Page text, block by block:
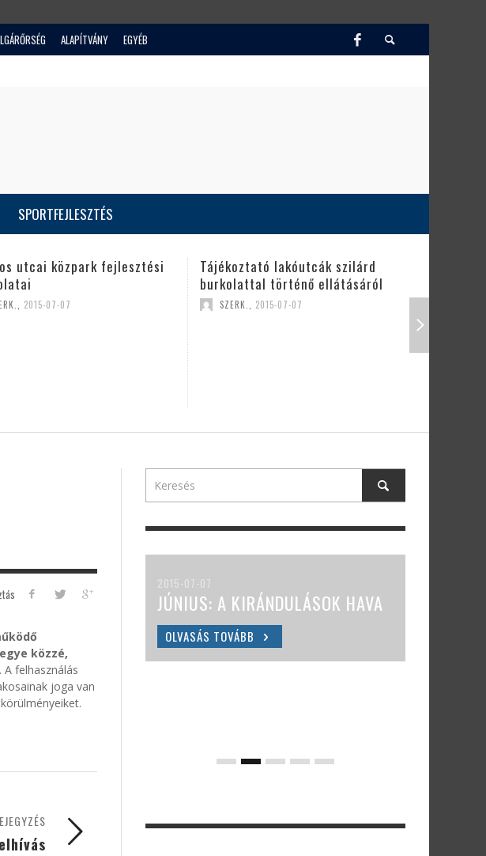
ALAPÍTVÁNY EGYÉB
SPORTFEJLESZTÉS
közpark fejlesztési
07-07
Tájékoztató lakóutcák szilárd
burkolattal történő ellátásáról
SZERK. , 2015-07-07
közzé,
A felhasználás
joga van
2015-07-07
JÚNIUS: A KIRÁNDULÁSOK HAVA
OLVASÁS TOVÁBB